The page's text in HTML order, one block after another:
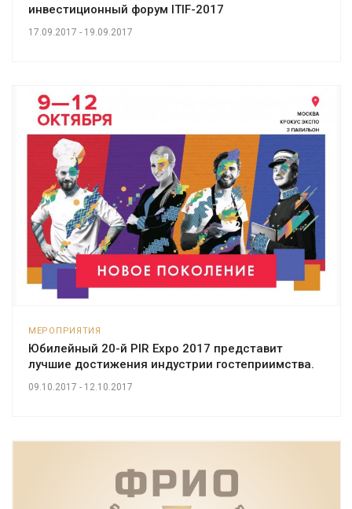
инвестиционный форум ITIF-2017
17.09.2017 - 19.09.2017
МЕРОПРИЯТИЯ
Юбилейный 20-й PIR Expo 2017 представит
лучшие достижения индустрии гостеприимства.
09.10.2017 - 12.10.2017